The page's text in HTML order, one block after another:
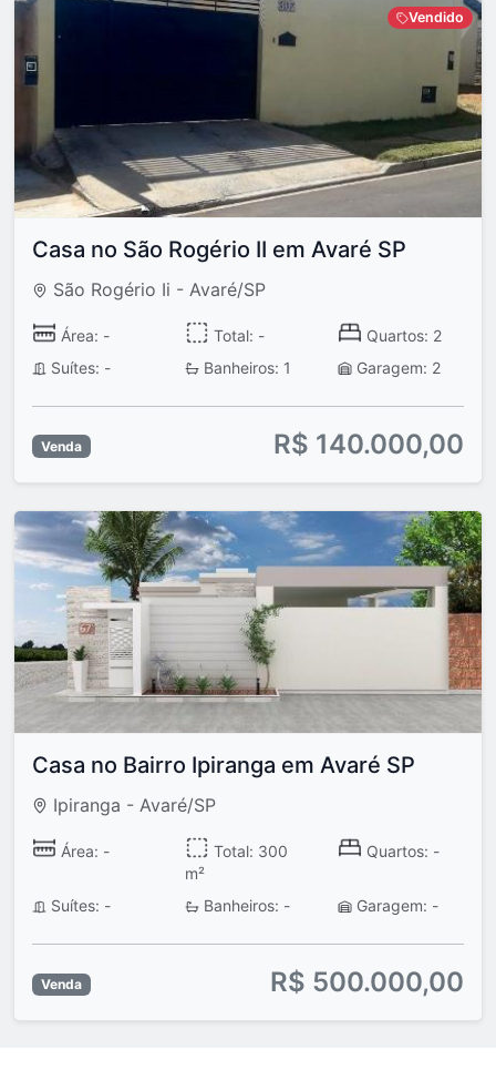
Vendido
Casa no São Rogério II em Avaré SP
São Rogério Ii - Avaré/SP
Área: - Total: -
Quartos: 2
Suítes: -
Banheiros: 1 Garagem: 2
Venda R$ 140.000,00
Casa no Bairro Ipiranga em Avaré SP
Ipiranga - Avaré/SP
Área: -
Total: 300
m²
Quartos: -
Suítes: - Banheiros: - Garagem: -
Venda R$ 500.000,00